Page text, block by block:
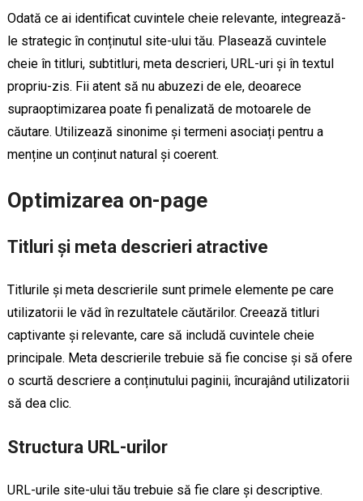
Odată ce ai identificat cuvintele cheie relevante, integrează-
le strategic în conținutul site-ului tău. Plasează cuvintele
cheie în titluri, subtitluri, meta descrieri, URL-uri și în textul
propriu-zis. Fii atent să nu abuzezi de ele, deoarece
supraoptimizarea poate fi penalizată de motoarele de
căutare. Utilizează sinonime și termeni asociați pentru a
menține un conținut natural și coerent.
Optimizarea on-page
Titluri și meta descrieri atractive
Titlurile și meta descrierile sunt primele elemente pe care
utilizatorii le văd în rezultatele căutărilor. Creează titluri
captivante și relevante, care să includă cuvintele cheie
principale. Meta descrierile trebuie să fie concise și să ofere
o scurtă descriere a conținutului paginii, încurajând utilizatorii
să dea clic.
Structura URL-urilor
URL-urile site-ului tău trebuie să fie clare și descriptive.